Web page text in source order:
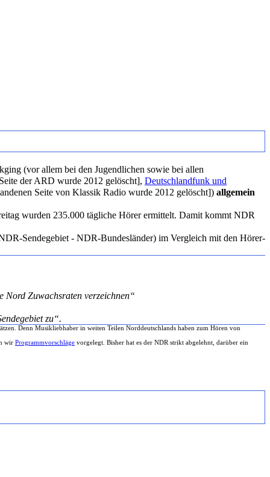
(vor allem bei den Jugendlichen sowie bei allen
], Deutschlandfunk und
]) allgemein
wurden 235.000 tägliche Hörer ermittelt. Damit kommt NDR
Sendegebiet - NDR-Bundesländer) im Vergleich mit den Hörer-
Zuwachsraten verzeichnen“
zu“.
Denn Musikliebhaber in weiten Teilen Norddeutschlands haben zum Hören von
wir Programmvorschläge vorgelegt. Bisher hat es der NDR strikt abgelehnt, darüber ein